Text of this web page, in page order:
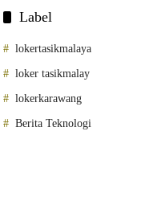
Label
lokertasikmalaya
loker tasikmalay
lokerkarawang
Berita Teknologi